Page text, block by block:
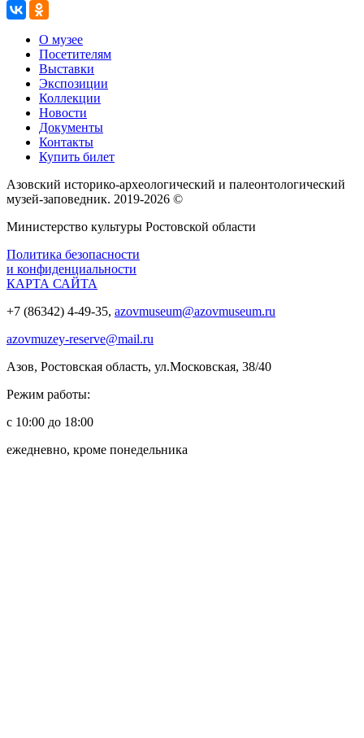
О музее
Посетителям
Выставки
Экспозиции
Коллекции
Новости
Документы
Контакты
Купить билет
Азовский историко‑археологический и палеонтологический
музей‑заповедник. 2019-2026 ©
Министерство культуры Ростовской области
Политика безопасности
и конфиденциальности
КАРТА САЙТА
+7 (86342) 4-49-35, azovmuseum@azovmuseum.ru
azovmuzey-reserve@mail.ru
Азов, Ростовская область, ул.Московская, 38/40
Режим работы:
с 10:00 до 18:00
ежедневно, кроме понедельника